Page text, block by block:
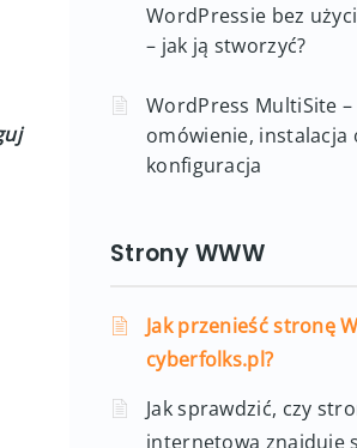
WordPressie bez
– jak ją stworzyć?
WordPress MultiSite –
omówienie, instalacja
konfiguracja
Strony WWW
Jak przenieść stronę
cyberfolks.pl?
Jak sprawdzić, czy
internetowa znajduje